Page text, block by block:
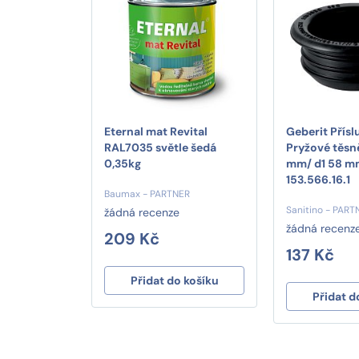
Eternal mat Revital
RAL7035 světle šedá
0,35kg
Baumax - PARTNER
žádná recenze
209 Kč
Přidat do košíku
Geberit
Pryžové
mm/ d1 58
153.566.16.1
Sanitino -
žádná
137 Kč
Přidat